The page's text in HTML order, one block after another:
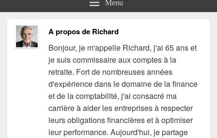
A propos de Richard
Bonjour, je m'appelle Richard, j'ai 65 ans et
je suis commissaire aux comptes à la
retraite. Fort de nombreuses années
d'expérience dans le domaine de la finance
et de la comptabilité, j'ai consacré ma
carrière à aider les entreprises à respecter
leurs obligations financières et à optimiser
leur performance. Aujourd'hui, je partage